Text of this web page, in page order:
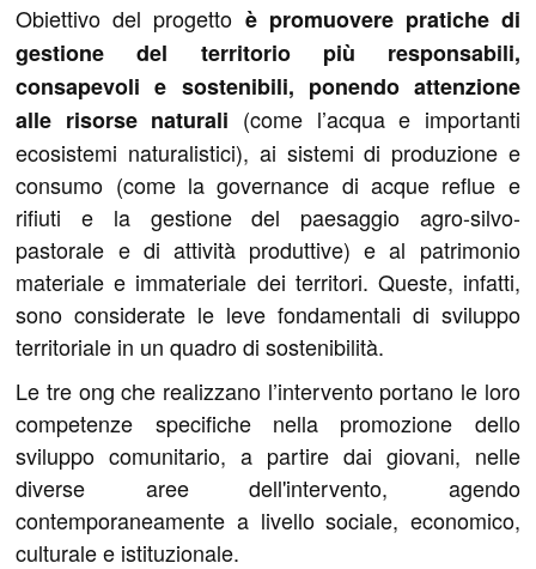
Obiettivo del progetto è promuovere pratiche di
gestione del territorio più responsabili,
consapevoli e sostenibili, ponendo attenzione
alle risorse naturali (come l’acqua e importanti
ecosistemi naturalistici), ai sistemi di produzione e
consumo (come la governance di acque reflue e
rifiuti e la gestione del paesaggio agro-silvo-
pastorale e di attività produttive) e al patrimonio
materiale e immateriale dei territori. Queste, infatti,
sono considerate le leve fondamentali di sviluppo
territoriale in un quadro di sostenibilità.
Le tre ong che realizzano l’intervento portano le loro
competenze specifiche nella promozione dello
sviluppo comunitario, a partire dai giovani, nelle
diverse aree dell'intervento, agendo
contemporaneamente a livello sociale, economico,
culturale e istituzionale.